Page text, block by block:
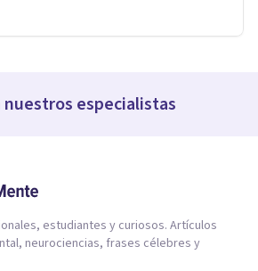
nuestros especialistas
estudiantes y curiosos. Artículos
neurociencias, frases célebres y